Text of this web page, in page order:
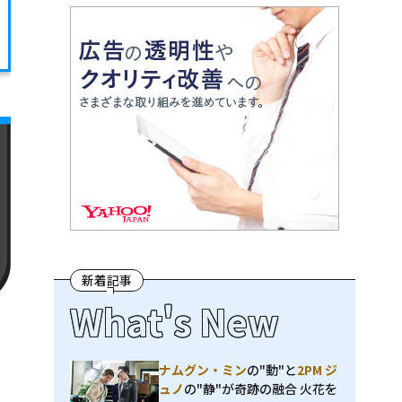
新着記事
What's New
ナムグン・ミンの"動"と2PM ジ
ュノの"静"が奇跡の融合 火花を